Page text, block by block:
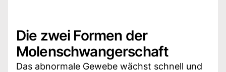
Die zwei Formen der
Molenschwangerschaft
Das abnormale Gewebe wächst schnell und